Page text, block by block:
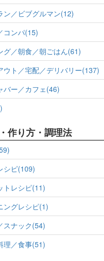
ン／ビブグルマン(12)
コンパ(15)
グ／朝食／朝ごはん(61)
ウト／宅配／デリバリー(137)
バー／カフェ(46)
作り方・調理法
シピ(109)
トレシピ(11)
ングレシピ(1)
スナック(54)
理／食事(51)